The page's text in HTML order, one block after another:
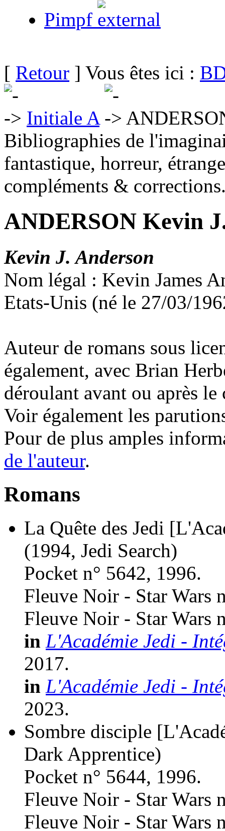
Pimpf
[ Retour ] Vous êtes ici :
Initiale A
Bibliographies de
fantastique, horreur,
compléments &
ANDERSON Kevin
Kevin J. Anderson
Nom légal : Kevin James
Etats-Unis (né le 27/03/
Auteur de romans sous
également, avec Brian
déroulant avant ou après
Voir également les
Pour de plus amples
de l'auteur.
Romans
La Quête des Jedi
(1994, Jedi Search)
Pocket n° 5642, 1996.
Fleuve Noir - Star Wars
Fleuve Noir - Star Wars
in L'Académie Jedi -
2017.
in L'Académie Jedi -
2023.
Sombre disciple
Dark Apprentice)
Pocket n° 5644, 1996.
Fleuve Noir - Star Wars
Fleuve Noir - Star Wars